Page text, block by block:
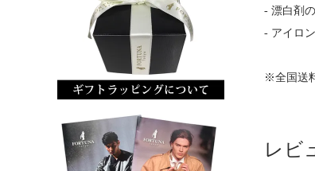
- 漂白剤
- アイロ
※全国送
レビ